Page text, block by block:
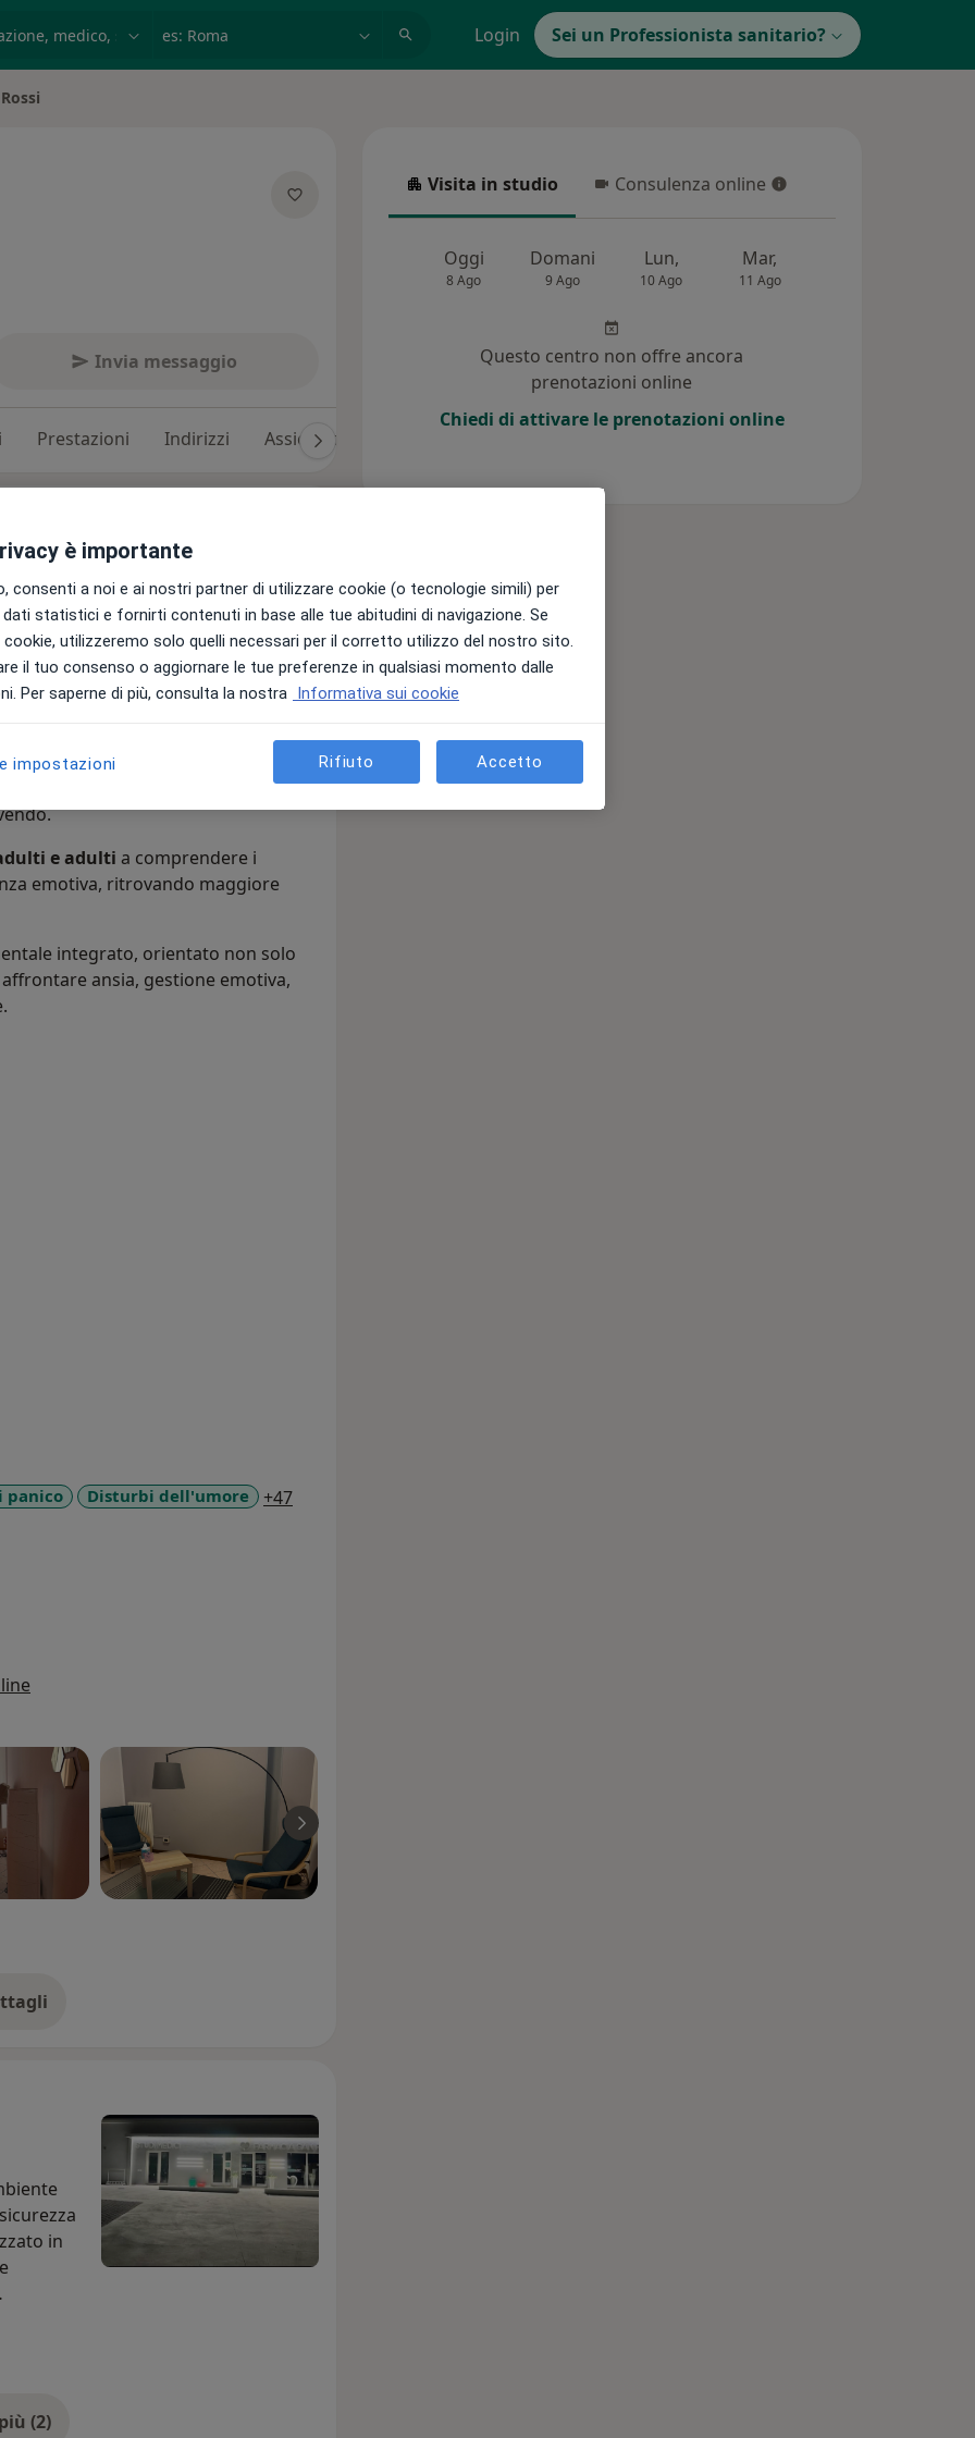
Login Sei un Professionista sanitario?
Invia messaggio
Prestazioni Indirizzi Assicurazioni
e Attacchi di Panico | Conselve e
o con la mente sempre
si sentonomentalmente
sensibili”, ma non avere ancora gli
e adulti a comprendere i
emotiva, ritrovando maggiore
integrato, orientato non solo
ansia, gestione emotiva,
panico Disturbi dell'umore +47a11y_sr_more_diseases
in
Mostra di più (2)
Visita in studio
Visita in studio Consulenza online
Consulenza online
Oggi
8 Ago
Domani
9 Ago
Lun,
10 Ago
Mar,
11 Ago
Questo centro non offre ancora
prenotazioni online
Chiedi di attivare le prenotazioni online
è importante
consenti a noi e ai nostri partner di utilizzare cookie (o tecnologie simili) per
statistici e fornirti contenuti in base alle tue abitudini di navigazione. Se
utilizzeremo solo quelli necessari per il corretto utilizzo del nostro sito.
il tuo consenso o aggiornare le tue preferenze in qualsiasi momento dalle
Per saperne di più, consulta la nostra Informativa sui cookie
impostazioni Rifiuto Accetto